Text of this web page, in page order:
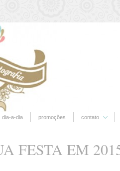
dia-a-dia promoções contato
FESTA EM